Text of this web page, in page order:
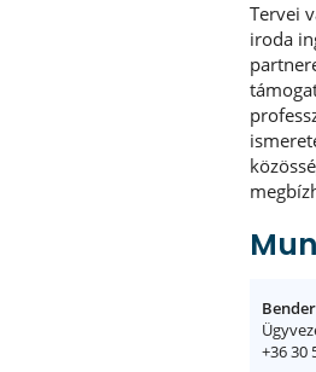
Tervei
iroda
+36 30